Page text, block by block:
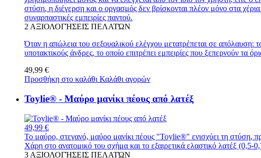
στύση, η διέγερση και ο οργασμός δεν βρίσκονται πλέον μόνο στα
συναρπαστικές εμπειρίες παντού.
2ΑΞΙΟΛΟΓΉΣΕΙΣ ΠΕΛΑΤΏΝ
Όταν η απώλεια του σεξουαλικού ελέγχου μετατρέπεται σε απόλαυση:
υποτακτικούς άνδρες, το οποίο επιτρέπει εμπειρίες που ξεπερνούν
49,99 €
Προσθήκη στο καλάθι Καλάθι αγορών
Toylie® - Μαύρο μανίκι πέους από λατέξ
49,99 €
Το μαύρο, στεγανό, μαύρο μανίκι πέους "Toylie®" ενισχύει τη στύση,
Χάρη στο ανατομικό του σχήμα και το εξαιρετικά ελαστικό λατέξ (0,5-
3 ΑΞΙΟΛΟΓΉΣΕΙΣ ΠΕΛΑΤΏΝ